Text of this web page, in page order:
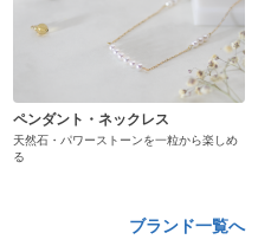
ペンダント・ネックレス
天然石・パワーストーンを一粒から楽しめ
る
ブランド一覧へ